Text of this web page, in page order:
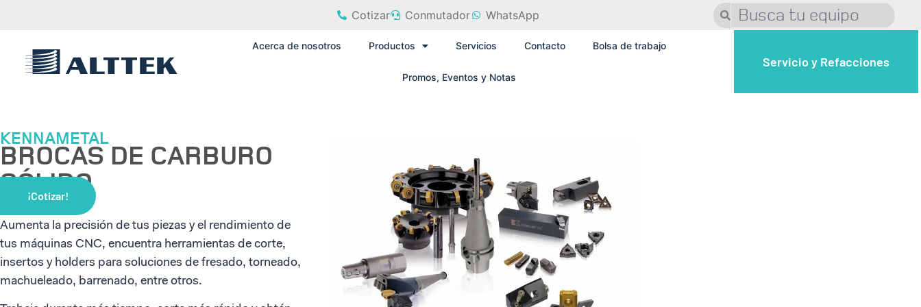
Cotizar Conmutador WhatsApp
Acerca de nosotros Productos Servicios Contacto Bolsa de trabajo
Promos, Eventos y Notas
Servicio y Refacciones
¡Cotizar!
KENNAMETAL
BROCAS DE CARBURO
SÓLIDO
Aumenta la precisión de tus piezas y el rendimiento de
tus máquinas CNC, encuentra herramientas de corte,
insertos y holders para soluciones de fresado, torneado,
machueleado, barrenado, entre otros.